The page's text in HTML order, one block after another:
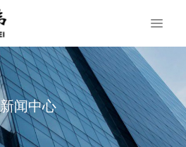
新闻中心